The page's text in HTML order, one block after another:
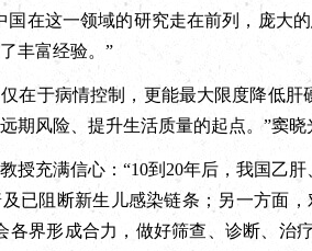
国在这一领域的研究走在前列，庞大
丰富经验。”
于病情控制，更能最大限度降低肝
期风险、提升生活质量的起点。”窦晓
充满信心：“10到20年后，我国乙肝
已阻断新生儿感染链条；另一方面
各界形成合力，做好筛查、诊断、治